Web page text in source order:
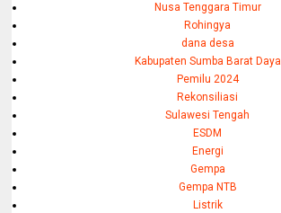
Nusa Tenggara Timur
Rohingya
dana desa
Kabupaten Sumba Barat Daya
Pemilu 2024
Rekonsiliasi
Sulawesi Tengah
ESDM
Energi
Gempa
Gempa NTB
Listrik